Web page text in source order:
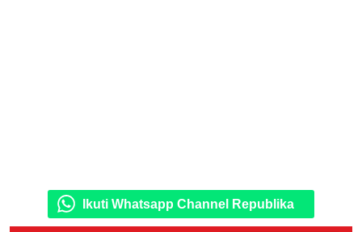
Ikuti Whatsapp Channel Republika